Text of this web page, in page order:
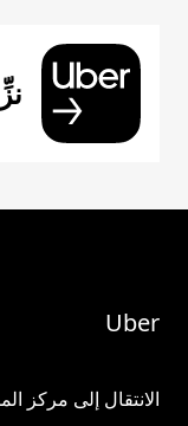
Uber
الانتقال إلى مركز